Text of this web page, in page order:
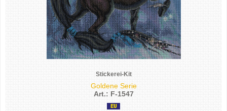
Stickerei-Kit
Goldene Serie
Art.: F-1547